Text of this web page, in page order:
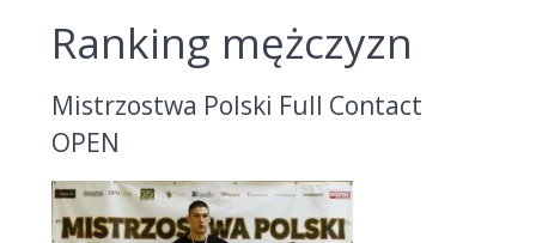
Ranking mężczyzn
Mistrzostwa Polski Full Contact
OPEN